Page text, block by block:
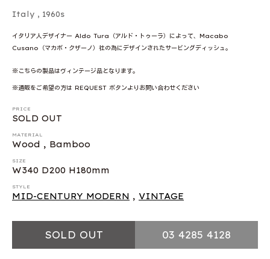
Italy , 1960s
イタリア人デザイナー Aldo Tura（アルド・トゥーラ）によって、Macabo
Cusano（マカボ・クザーノ）社の為にデザインされたサービングディッシュ。
※こちらの製品はヴィンテージ品となります。
※通販をご希望の方は REQUEST ボタンよりお問い合わせください
PRICE
SOLD OUT
MATERIAL
Wood , Bamboo
SIZE
W340 D200 H180mm
STYLE
MID-CENTURY MODERN , VINTAGE
SOLD OUT 03 4285 4128